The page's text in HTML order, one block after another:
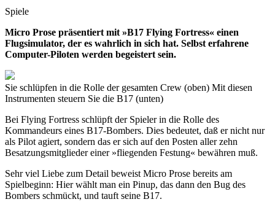
Spiele
Micro Prose präsentiert mit »B17 Flying Fortress« einen
Flugsimulator, der es wahrlich in sich hat. Selbst erfahrene
Computer-Piloten werden begeistert sein.
Sie schlüpfen in die Rolle der gesamten Crew (oben) Mit diesen
Instrumenten steuern Sie die B17 (unten)
Bei Flying Fortress schlüpft der Spieler in die Rolle des
Kommandeurs eines B17-Bombers. Dies bedeutet, daß er nicht nur
als Pilot agiert, sondern das er sich auf den Posten aller zehn
Besatzungsmitglieder einer »fliegenden Festung« bewähren muß.
Sehr viel Liebe zum Detail beweist Micro Prose bereits am
Spielbeginn: Hier wählt man ein Pinup, das dann den Bug des
Bombers schmückt, und tauft seine B17.